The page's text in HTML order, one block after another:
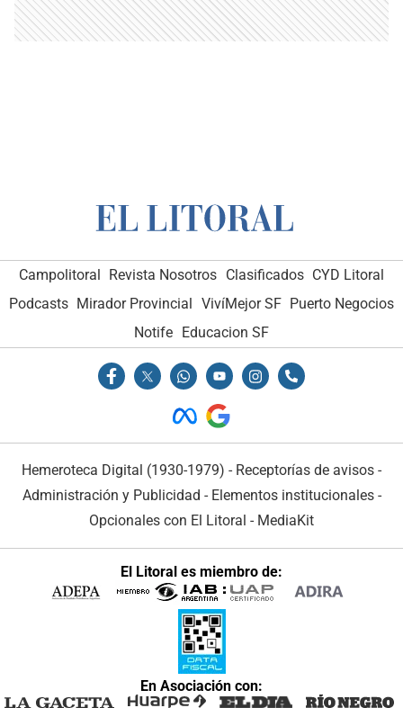
Campolitoral Revista Nosotros Clasificados CYD Litoral
Podcasts Mirador Provincial VivíMejor SF Puerto Negocios
Notife Educacion SF
Hemeroteca Digital (1930-1979) - Receptorías de avisos -
Administración y Publicidad - Elementos institucionales-
Opcionales con El Litoral - MediaKit
El Litoral es miembro de:
En Asociación con: